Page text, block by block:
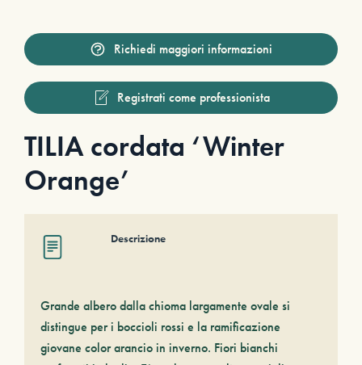
Richiedi maggiori informazioni
Registrati come professionista
TILIA cordata ‘Winter
Orange’
Descrizione
Grande albero dalla chioma largamente ovale si
distingue per i boccioli rossi e la ramificazione
giovane color arancio in inverno. Fiori bianchi